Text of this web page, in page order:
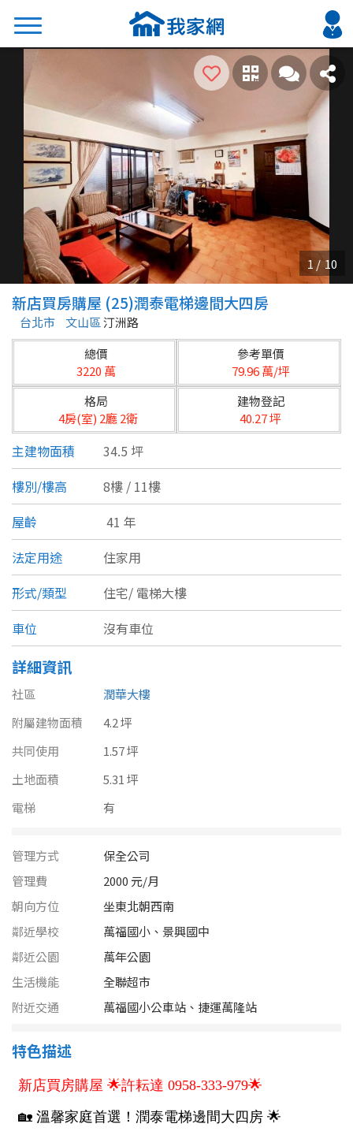
搜尋
熱門關鍵字
2026 台北降價好屋限量釋出
2026 新北降價好屋限量釋出
2026 台中降價好屋限量釋出
2026 台南降價好屋限量釋出
2026 高雄降價好屋限量釋出
縣市
不限
台北市
基隆市
新北市
宜蘭縣
桃園市
新竹市
新竹縣
苗栗縣
台中市
雲林縣
嘉義市
嘉義縣
台南市
高雄市
屏東縣
台東縣
區域
類型(可複選)
公寓
別墅 透天厝
農舍 辦公
坪數
不拘
60~70 坪
~
樓層
1樓
新店買房購屋 (25)潤泰電梯邊間大四房
台北市 文山區汀洲路
總價
3220 萬
參考單價
79.96 萬/坪
格局
4房(室) 2廳 2衛
建物登記
40.27 坪
主建物面積
34.5 坪
樓別/樓高
8樓 / 11樓
屋齡
41 年
法定用途
住家用
形式/類型
住宅/ 電梯大樓
車位
沒有車位
詳細資訊
社區
潤華大樓
附屬建物面積
4.2 坪
共同使用
1.57 坪
土地面積
5.31 坪
電梯
有
管理方式
保全公司
管理費
2000 元/月
朝向方位
坐東北朝西南
鄰近學校
萬福國小、景興國中
鄰近公園
萬年公園
生活機能
全聯超市
附近交通
萬福國小公車站、捷運萬隆站
特色描述